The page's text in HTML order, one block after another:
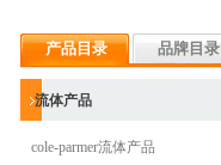
产品目录 品牌目录
流体产品
cole-parmer流体产品